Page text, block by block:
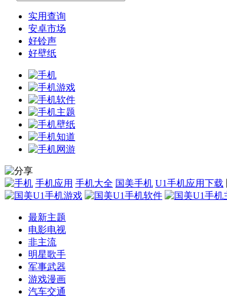
实用查询
安卓市场
好铃声
好壁纸
手机应用 手机大全 国美手机 U1手机应用下载
最新主题
电影电视
非主流
明星歌手
军事武器
游戏漫画
汽车交通